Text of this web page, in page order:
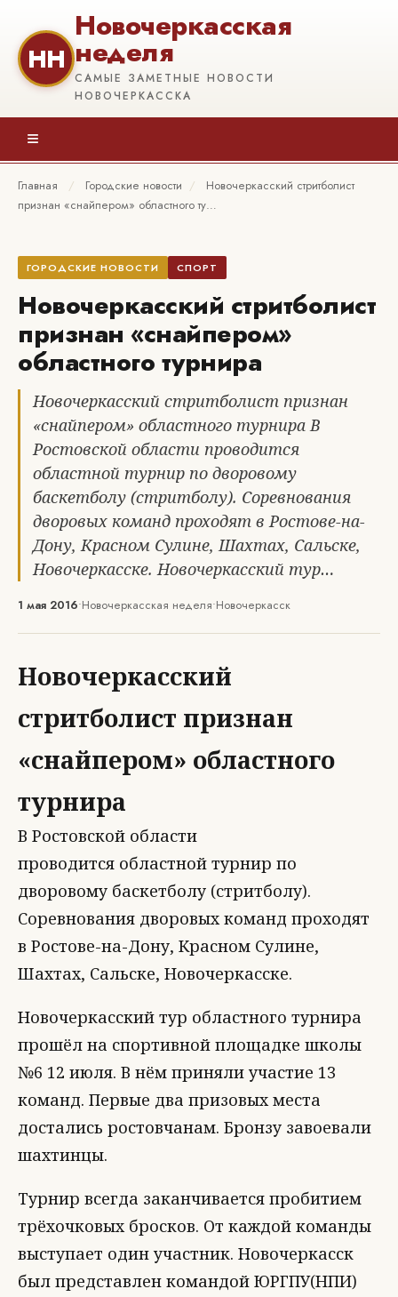
НН
Новочеркасская
неделя
САМЫЕ ЗАМЕТНЫЕ НОВОСТИ
НОВОЧЕРКАССКА
≡
Главная / Городские новости /
Новочеркасский стритболист
признан «снайпером» областного ту…
ГОРОДСКИЕ НОВОСТИ СПОРТ
Новочеркасский стритболист
признан «снайпером»
областного турнира
Новочеркасский стритболист признан
«снайпером» областного турнира В
Ростовской области проводится
областной турнир по дворовому
баскетболу (стритболу). Соревнования
дворовых команд проходят в Ростове-на-
Дону, Красном Сулине, Шахтах, Сальске,
Новочеркасске. Новочеркасский тур…
1 мая 2016•Новочеркасская неделя•Новочеркасск
Новочеркасский
стритболист признан
«снайпером» областного
турнира
В Ростовской области
проводится областной турнир по
дворовому баскетболу (стритболу).
Соревнования дворовых команд проходят
в Ростове-на-Дону, Красном Сулине,
Шахтах, Сальске, Новочеркасске.
Новочеркасский тур областного турнира
прошёл на спортивной площадке школы
№6 12 июля. В нём приняли участие 13
команд. Первые два призовых места
достались ростовчанам. Бронзу завоевали
шахтинцы.
Турнир всегда заканчивается пробитием
трёхочковых бросков. От каждой команды
выступает один участник. Новочеркасск
был представлен командой ЮРГПУ(НПИ)